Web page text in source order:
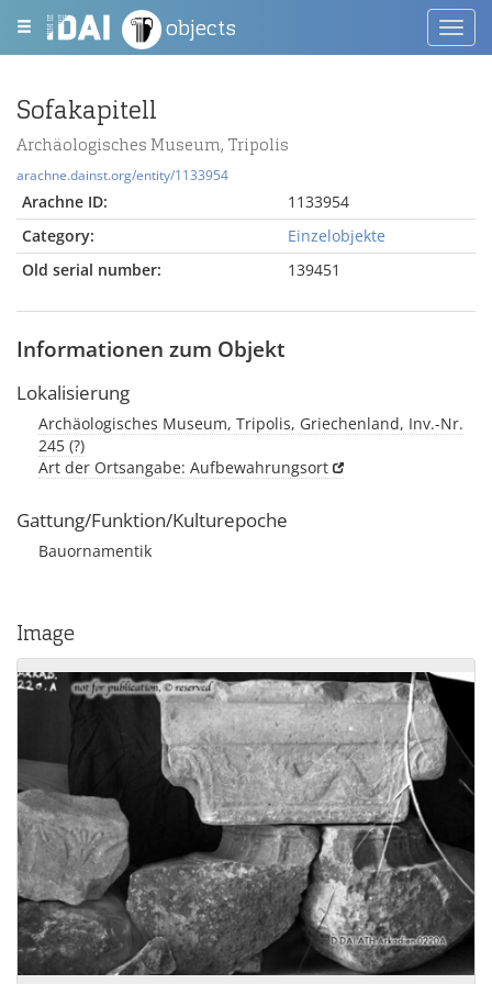
objects
Sofakapitell
Archäologisches Museum, Tripolis
arachne.dainst.org/entity/1133954
Arachne ID:
1133954
Category:
Einzelobjekte
Old serial number:
139451
Informationen zum Objekt
Lokalisierung
Archäologisches Museum, Tripolis, Griechenland, Inv.-Nr.
245 (?)
Art der Ortsangabe: Aufbewahrungsort
Gattung/Funktion/Kulturepoche
Bauornamentik
Image